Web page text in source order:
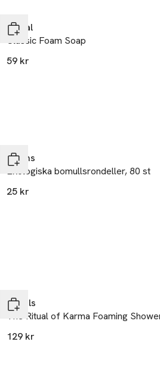
Fenjal
Classic Foam Soap
59 kr
Åhléns
Ekologiska bomullsrondeller, 80 st
25 kr
Rituals
The Ritual of Karma Foaming
129 kr